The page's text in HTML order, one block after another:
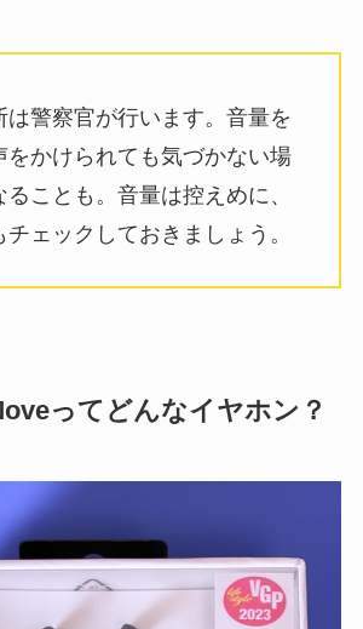
は警察官が行います。音量を
をかけられても気づかない場
ことも。音量は控えめに、
ェックしておきましょう。
ってどんなイヤホン？